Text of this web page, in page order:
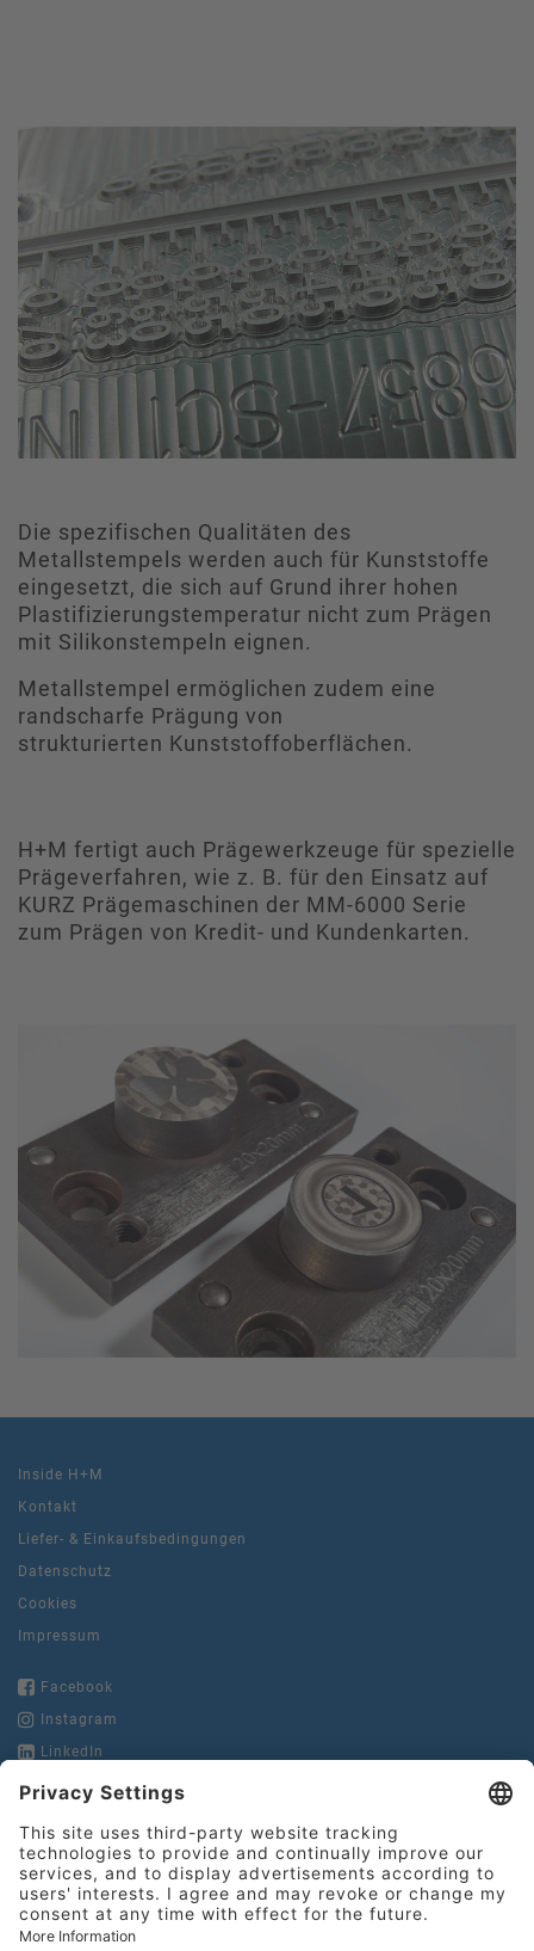
Die spezifischen Qualitäten des
Metallstempels werden auch für Kunststoffe
eingesetzt, die sich auf Grund ihrer hohen
Plastifizierungstemperatur nicht zum Prägen
mit Silikonstempeln eignen.
Metallstempel ermöglichen zudem eine
randscharfe Prägung von
strukturierten Kunststoffoberflächen.
H+M fertigt auch Prägewerkzeuge für spezielle
Prägeverfahren, wie z. B. für den Einsatz auf
KURZ Prägemaschinen der MM-6000 Serie
zum Prägen von Kredit- und Kundenkarten.
Inside H+M
Kontakt
Liefer- & Einkaufsbedingungen
Datenschutz
Cookies
Impressum
Facebook
Instagram
LinkedIn
YouTube
Hinderer + Mühlich
GmbH & Co. KG